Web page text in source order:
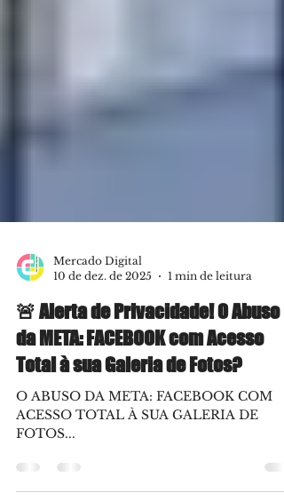
10 de dez. de 2025
1 min de leitura
🚨 Alerta de Privacidade! O Abuso
da META: FACEBOOK com Acesso
Total à sua Galeria de Fotos?
O ABUSO DA META: FACEBOOK COM
FOTOS...